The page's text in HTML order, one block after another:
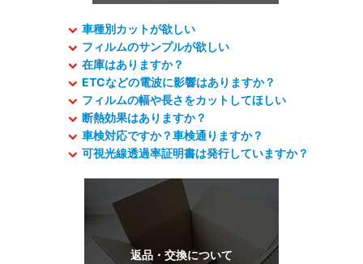
車種別カットが欲しい
フィルムのサンプルが欲しい
在庫はありますか？
ETCなどの電波に影響はありますか？
フィルムの幅や長さをカットしてほしい
断熱効果はありますか？
車検対応ですか？車検通りますか？
可視光線透過率証明書は発行していますか？